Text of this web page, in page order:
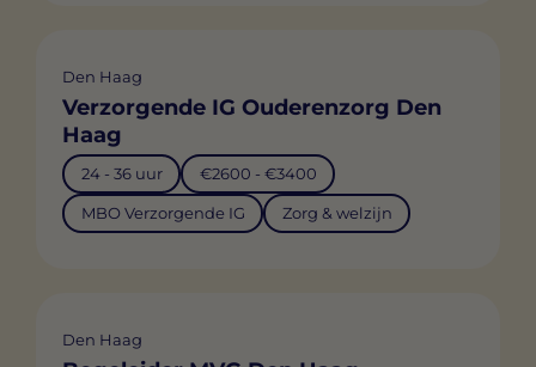
Den Haag
Verzorgende IG Ouderenzorg Den
Haag
24 - 36 uur €2600 - €3400
MBO Verzorgende IG Zorg & welzijn
Den Haag